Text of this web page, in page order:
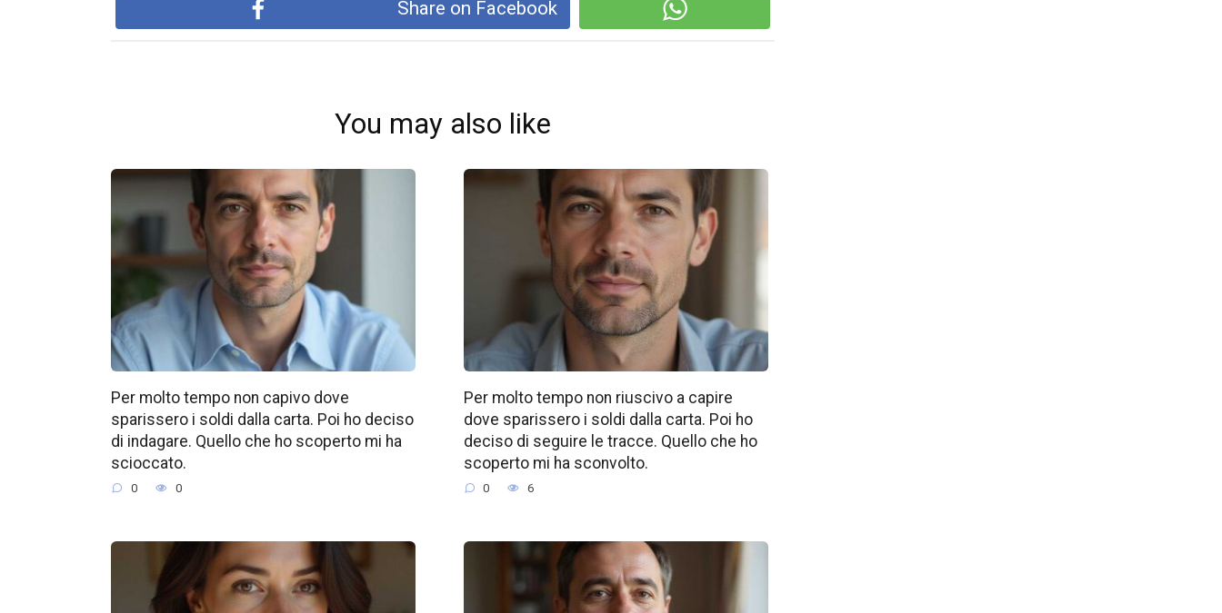
Share on Facebook
You may also like
Per molto tempo non capivo dove
sparissero i soldi dalla carta. Poi ho deciso
di indagare. Quello che ho scoperto mi ha
scioccato.
0 0
Per molto tempo non riuscivo a capire
dove sparissero i soldi dalla carta. Poi ho
deciso di seguire le tracce. Quello che ho
scoperto mi ha sconvolto.
0 6